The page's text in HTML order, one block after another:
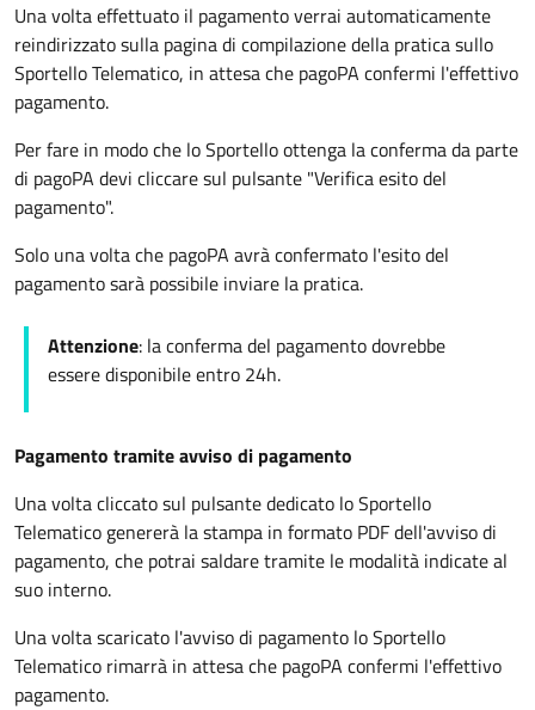
Una volta effettuato il pagamento verrai automaticamente
reindirizzato sulla pagina di compilazione della pratica sullo
Sportello Telematico, in attesa che pagoPA confermi l'effettivo
pagamento.
Per fare in modo che lo Sportello ottenga la conferma da parte
di pagoPA devi cliccare sul pulsante "Verifica esito del
pagamento".
Solo una volta che pagoPA avrà confermato l'esito del
pagamento sarà possibile inviare la pratica.
Attenzione: la conferma del pagamento dovrebbe
essere disponibile entro 24h.
Pagamento tramite avviso di pagamento
Una volta cliccato sul pulsante dedicato lo Sportello
Telematico genererà la stampa in formato PDF dell'avviso di
pagamento, che potrai saldare tramite le modalità indicate al
suo interno.
Una volta scaricato l'avviso di pagamento lo Sportello
Telematico rimarrà in attesa che pagoPA confermi l'effettivo
pagamento.